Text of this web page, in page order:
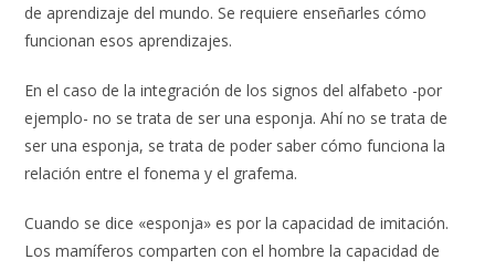
de aprendizaje del mundo. Se requiere enseñarles cómo
funcionan esos aprendizajes.
En el caso de la integración de los signos del alfabeto -por
ejemplo- no se trata de ser una esponja. Ahí no se trata de
ser una esponja, se trata de poder saber cómo funciona la
relación entre el fonema y el grafema.
Cuando se dice «esponja» es por la capacidad de imitación.
Los mamíferos comparten con el hombre la capacidad de